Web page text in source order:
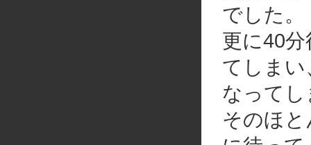
でした。
更に40
てしまい
なって
そのほと